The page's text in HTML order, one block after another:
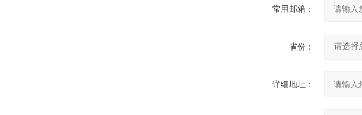
常用邮箱：
省份：
详细地址：